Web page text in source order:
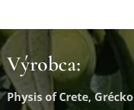
Výrobca:
Physis of Crete, Grécko